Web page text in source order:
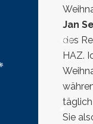
Jan
des
HAZ.
Sie